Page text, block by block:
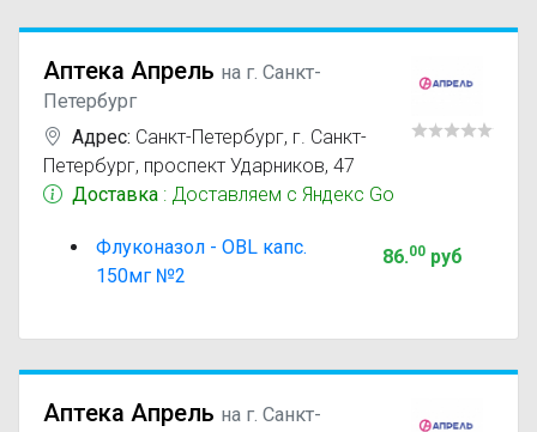
Аптека Апрель на г. Санкт-
Петербург
Адрес: Санкт-Петербург, г. Санкт-
Петербург, проспект Ударников, 47
Доставка : Доставляем с Яндекс Go
Флуконазол - OBL капс.
150мг №2
86.00руб
Аптека Апрель на г. Санкт-